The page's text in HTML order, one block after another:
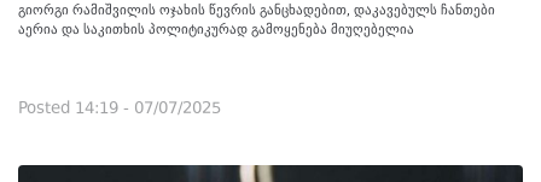
გიორგი რამიშვილის ოჯახის წევრის განცხადებით, დაკავებულს ჩანთები
აერია და საკითხის პოლიტიკურად გამოყენება მიუღებელია
Posted 14:19 - 07/07/2025